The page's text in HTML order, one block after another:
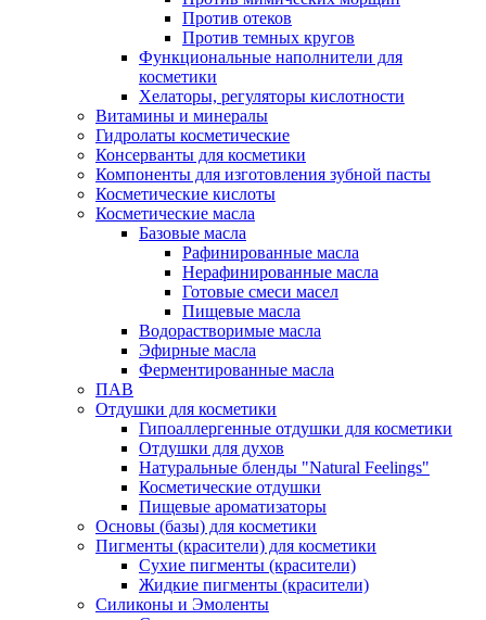
Против отеков
Против темных кругов
Функциональные наполнители для
косметики
Хелаторы, регуляторы кислотности
Витамины и минералы
Гидролаты косметические
Консерванты для косметики
Компоненты для изготовления зубной пасты
Косметические кислоты
Косметические масла
Базовые масла
Рафинированные масла
Нерафинированные масла
Готовые смеси масел
Пищевые масла
Водорастворимые масла
Эфирные масла
Ферментированные масла
ПАВ
Отдушки для косметики
Гипоаллергенные отдушки для косметики
Отдушки для духов
Натуральные бленды "Natural Feelings"
Косметические отдушки
Пищевые ароматизаторы
Основы (базы) для косметики
Пигменты (красители) для косметики
Сухие пигменты (красители)
Жидкие пигменты (красители)
Силиконы и Эмоленты